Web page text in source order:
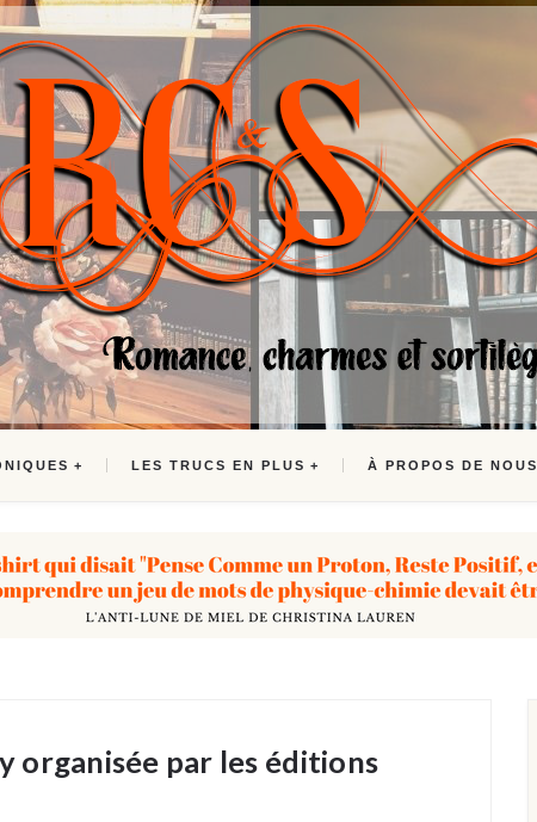
LES TRUCS EN PLUS À PROPOS DE NOUS
organisée par les éditions